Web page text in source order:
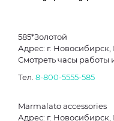
585*Золотой
Адрес: г. Новосибирск,
Смотреть часы работы
Тел. 8-800-5555-585
Marmalato accessories
Адрес: г. Новосибирск,